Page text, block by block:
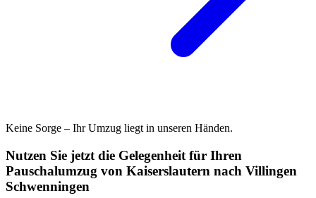
Keine Sorge – Ihr Umzug liegt in unseren Händen.
Nutzen Sie jetzt die Gelegenheit für Ihren
Pauschalumzug von Kaiserslautern nach Villingen
Schwenningen⁠